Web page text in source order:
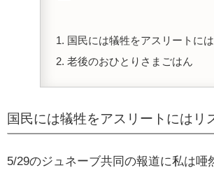
国民には犠牲をアスリートに
老後のおひとりさまごはん
国民には犠牲をアスリートにはリ
5/29のジュネーブ共同の報道に私は唖